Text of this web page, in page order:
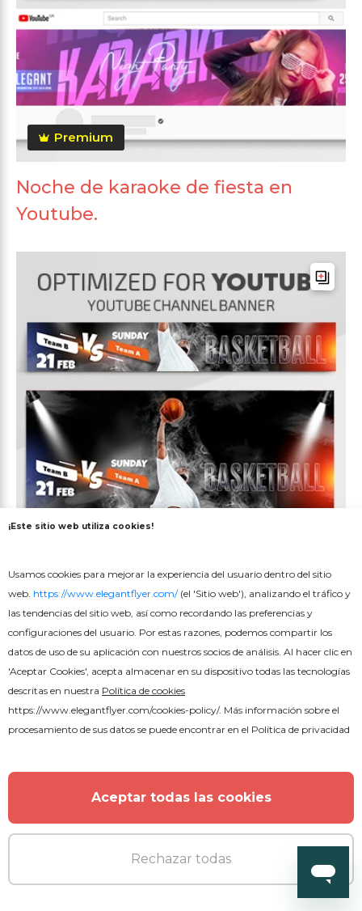
Premium
Noche de karaoke de fiesta en
Youtube.
Gratis
¡Este sitio web utiliza cookies!
Usamos cookies para mejorar la experiencia del usuario dentro del sitio
web. https://www.elegantflyer.com/(el 'Sitio web'), analizando el tráfico y
las tendencias del sitio web, así como recordando las preferencias y
configuraciones del usuario. Por estas razones, podemos compartir los
datos de uso de su aplicación con nuestros socios de análisis. Al hacer clic en
'Aceptar Cookies', acepta almacenar en su dispositivo todas las tecnologías
descritas en nuestra Política de cookies
https://www.elegantflyer.com/cookies-policy/. Más información sobre el
procesamiento de sus datos se puede encontrar en el Política de privacidad
Aceptar todas las cookies
Rechazar todas